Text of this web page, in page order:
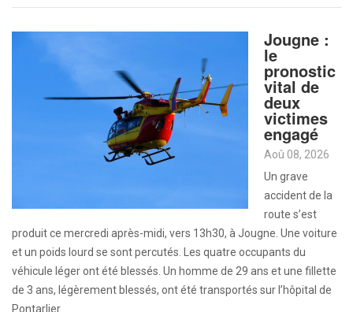
Jougne :
le
pronostic
vital de
deux
victimes
engagé
Aoû 08, 2026
Un grave
accident de la
route s’est
produit ce mercredi après-midi, vers 13h30, à Jougne. Une voiture
et un poids lourd se sont percutés. Les quatre occupants du
véhicule léger ont été blessés. Un homme de 29 ans et une fillette
de 3 ans, légèrement blessés, ont été transportés sur l’hôpital de
Pontarlier.